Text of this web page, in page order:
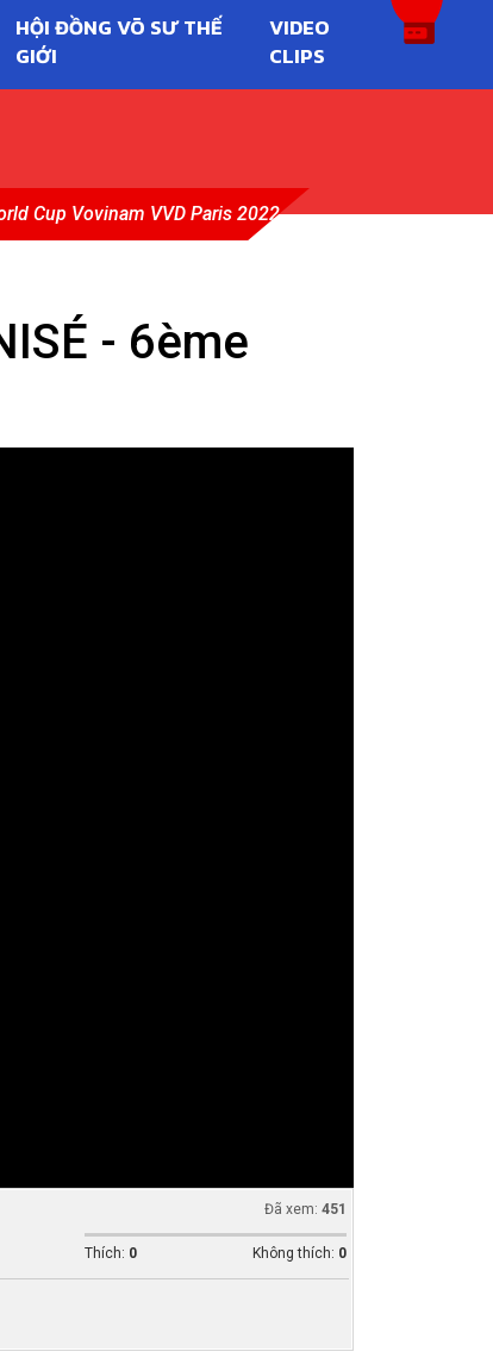
HỘI ĐỒNG VÕ SƯ THẾ
GIỚI
VIDEO
CLIPS
Cup Vovinam VVD Paris 2022
- 6ème
Đã xem: 451
Thích: 0 Không thích: 0